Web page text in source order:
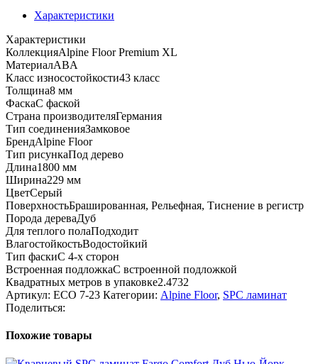
23
ABA
Дуб
Натуральный
Светлый
Характеристики
Характеристики
КоллекцияAlpine Floor Premium XL
МатериалABA
Класс износостойкости43 класс
Толщина8 мм
ФаскаС фаской
Страна производителяГермания
Тип соединенияЗамковое
БрендAlpine Floor
Тип рисункаПод дерево
Длина1800 мм
Ширина229 мм
ЦветСерый
ПоверхностьБрашированная, Рельефная, Тиснение в регистр
Порода дереваДуб
Для теплого полаПодходит
ВлагостойкостьВодостойкий
Тип фаскиС 4-х сторон
Встроенная подложкаC встроенной подложкой
Квадратных метров в упаковке2.4732
Артикул: ECO 7-23 Категории: Alpine Floor, SPC ламинат
Поделиться:
Похожие товары